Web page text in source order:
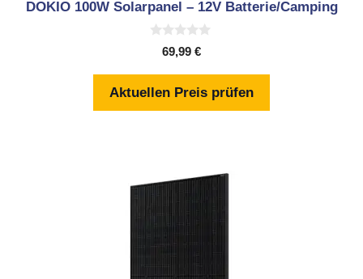
DOKIO 100W Solarpanel – 12V Batterie/Camping
5
69,99 €
Aktuellen Preis prüfen